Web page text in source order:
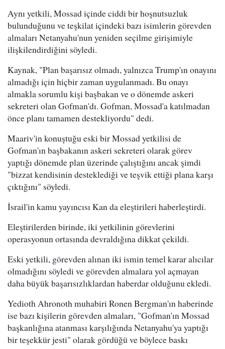
Aynı yetkili, Mossad içinde ciddi bir hoşnutsuzluk
bulunduğunu ve teşkilat içindeki bazı isimlerin görevden
almaları Netanyahu'nun yeniden seçilme girişimiyle
ilişkilendirdiğini söyledi.
Kaynak, "Plan başarısız olmadı, yalnızca Trump'ın onayını
almadığı için hiçbir zaman uygulanmadı. Bu onayı
almakla sorumlu kişi başbakan ve o dönemde askeri
sekreteri olan Gofman'dı. Gofman, Mossad'a katılmadan
önce planı tamamen destekliyordu" dedi.
Maariv'in konuştuğu eski bir Mossad yetkilisi de
Gofman'ın başbakanın askeri sekreteri olarak görev
yaptığı dönemde plan üzerinde çalıştığını ancak şimdi
"bizzat kendisinin desteklediği ve teşvik ettiği plana karşı
çıktığını" söyledi.
İsrail'in kamu yayıncısı Kan da eleştirileri haberleştirdi.
Eleştirilerden birinde, iki yetkilinin görevlerini
operasyonun ortasında devraldığına dikkat çekildi.
Eski yetkili, görevden alınan iki ismin temel karar alıcılar
olmadığını söyledi ve görevden almalara yol açmayan
daha büyük başarısızlıklardan haberdar olduğunu ekledi.
Yedioth Ahronoth muhabiri Ronen Bergman'ın haberinde
ise bazı kişilerin görevden almaları, "Gofman'ın Mossad
başkanlığına atanması karşılığında Netanyahu'ya yaptığı
bir teşekkür jesti" olarak gördüğü ve böylece baskı